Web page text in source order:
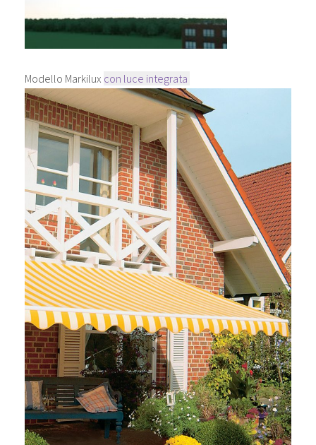
Modello Markilux con luce integrata